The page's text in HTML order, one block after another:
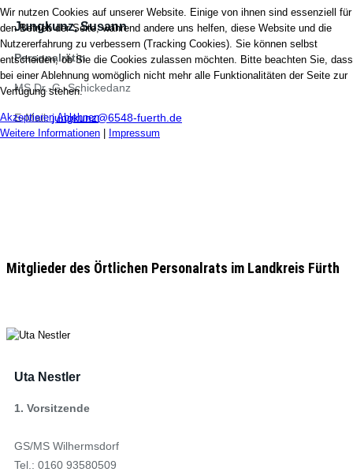
Jungkunz, Susann
Personalrätin
MS Dr.-G.-Schickedanz
E-Mail:jungkunz@6548-fuerth.de
Mitglieder des Örtlichen Personalrats im Landkreis Fürth
Uta Nestler
1. Vorsitzende
GS/MS Wilhermsdorf
Tel.: 0160 93580509
Wir nutzen Cookies auf unserer Website. Einige von ihnen sind essenziell für
den Betrieb der Seite, während andere uns helfen, diese Website und die
Nutzererfahrung zu verbessern (Tracking Cookies). Sie können selbst
entscheiden, ob Sie die Cookies zulassen möchten. Bitte beachten Sie, dass
bei einer Ablehnung womöglich nicht mehr alle Funktionalitäten der Seite zur
Verfügung stehen.
Akzeptieren Ablehnen
Weitere Informationen
Impressum